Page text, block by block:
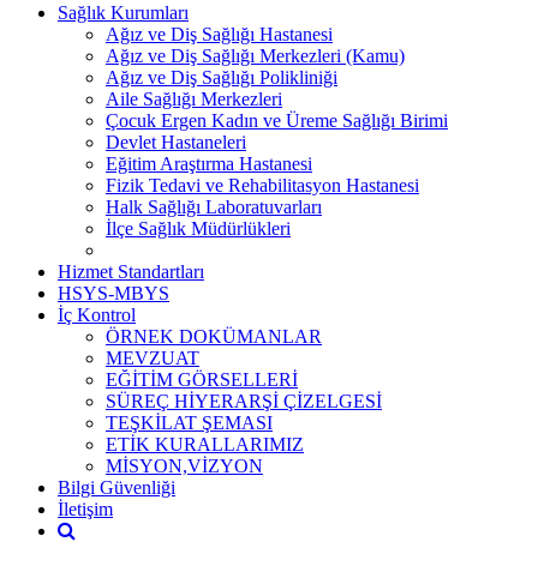
Sağlık Kurumları
Ağız ve Diş Sağlığı Hastanesi
Ağız ve Diş Sağlığı Merkezleri (Kamu)
Ağız ve Diş Sağlığı Polikliniği
Aile Sağlığı Merkezleri
Çocuk Ergen Kadın ve Üreme Sağlığı Birimi
Devlet Hastaneleri
Eğitim Araştırma Hastanesi
Fizik Tedavi ve Rehabilitasyon Hastanesi
Halk Sağlığı Laboratuvarları
İlçe Sağlık Müdürlükleri
Hizmet Standartları
HSYS-MBYS
İç Kontrol
ÖRNEK DOKÜMANLAR
MEVZUAT
EĞİTİM GÖRSELLERİ
SÜREÇ HİYERARŞİ ÇİZELGESİ
TEŞKİLAT ŞEMASI
ETİK KURALLARIMIZ
MİSYON,VİZYON
Bilgi Güvenliği
İletişim